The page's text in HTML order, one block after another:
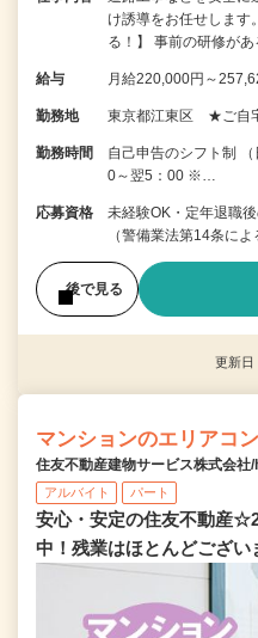
け誘導をお任せします
る！】 事前の研修が
給与 月給220,000円～
勤務地 東京都江東区 ★ご自
勤務時間
自己申告のシフト制
0～翌5：00 ※…
応募資格
未経験OK・定年退職
（警備業法第14条に
後で見る
更新
マンションのエリアコ
住友不動産建物サービス株式会社
アルバイト パート
安心・安定の住友不動産
中！残業はほとんどござい